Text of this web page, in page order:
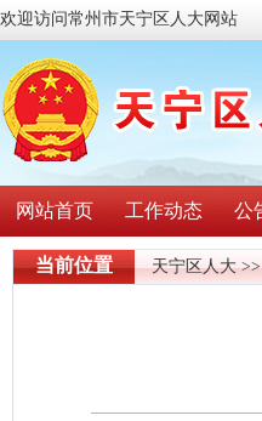
欢迎访问常州市天宁区人大网站
网站首页 工作动态 公
当前位置 天宁区人大